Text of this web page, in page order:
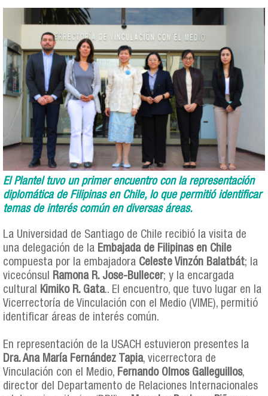
El Plantel tuvo un primer encuentro con la representación
diplomática de Filipinas en Chile, lo que permitió identificar
temas de interés común en diversas áreas.
La Universidad de Santiago de Chile recibió la visita de
una delegación de la Embajada de Filipinas en Chile
compuesta por la embajadora Celeste Vinzón Balatbát; la
vicecónsul
Ramona R. Jose-Bullecer; y la encargada
cultural
Kimiko R. Gata.. El encuentro, que tuvo lugar en la
Vicerrectoría de Vinculación con el Medio (VIME), permitió
identificar áreas de interés común.
En representación de la USACH estuvieron presentes la
Dra. Ana María Fernández Tapia, vicerrectora de
Vinculación con el Medio, Fernando Olmos Galleguillos,
director del Departamento de Relaciones Internacionales